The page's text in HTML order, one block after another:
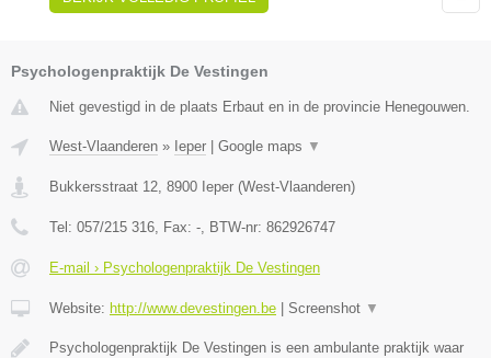
Psychologenpraktijk De Vestingen
Niet gevestigd in de plaats Erbaut en in de provincie Henegouwen.
West-Vlaanderen » Ieper Google maps ▼
Bukkersstraat 12 8900 Ieper (West-Vlaanderen)
Tel: 057/215 316 , Fax: - , BTW-nr: 862926747
E-mail › Psychologenpraktijk De Vestingen
Website: http://www.devestingen.be Screenshot ▼
Psychologenpraktijk De Vestingen is een ambulante praktijk waar